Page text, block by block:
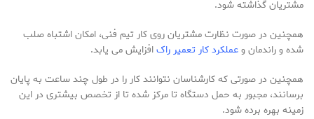
مشتریان گذاشته شود.
همچنین در صورت نظارت مشتریان روی کار تیم فنی، امکان اشتباه صلب
شده و راندمان وعملکرد کار تعمیر راکافزایش می یابد.
همچنین در صورتی که کارشناسان نتوانند کار را در طول چند ساعت به پایان
برسانند، مجبور به حمل دستگاه تا مرکز شده تا از تخصص بیشتری در این
زمینه بهره برده شود.